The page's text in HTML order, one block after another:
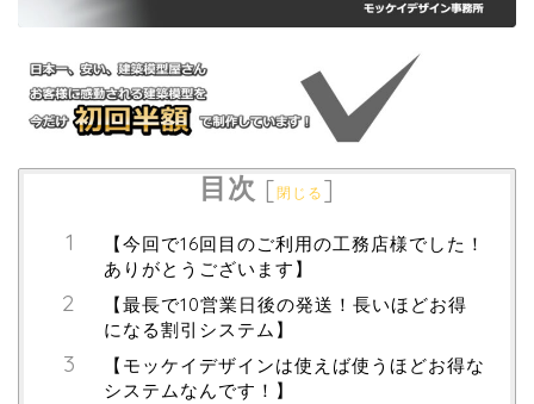
目次 [閉じる ]
【今回で16回目のご利用の工務店様でした！
ありがとうございます】
【最長で10営業日後の発送！長いほどお得
になる割引システム】
【モッケイデザインは使えば使うほどお得な
システムなんです！】